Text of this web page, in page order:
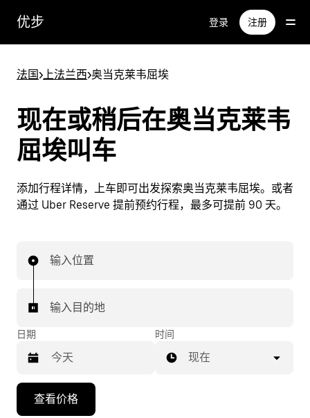
优步 登录 注册
法国>上法兰西>奥当克莱韦屈埃
现在或稍后在奥当克莱韦
屈埃叫车
添加行程详情，上车即可出发探索奥当克莱韦屈埃。或者
通过 Uber Reserve 提前预约行程，最多可提前 90 天。
输入位置
输入目的地
日期
向
时间
现在
查看价格